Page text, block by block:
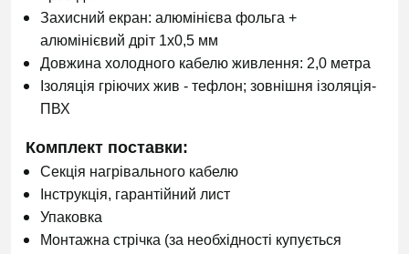
Захисний екран: алюмінієва фольга +
алюмінієвий дріт 1х0,5 мм
Довжина холодного кабелю живлення: 2,0 метра
Ізоляція гріючих жив - тефлон; зовнішня ізоляція-
ПВХ
Комплект поставки:
Секція нагрівального кабелю
Інструкція, гарантійний лист
Упаковка
Монтажна стрічка (за необхідності купується